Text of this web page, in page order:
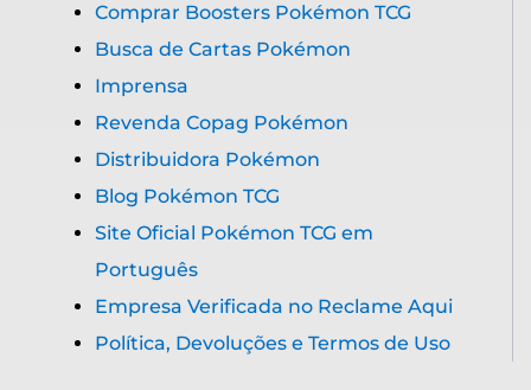
Comprar Boosters Pokémon TCG
Busca de Cartas Pokémon
Imprensa
Revenda Copag Pokémon
Distribuidora Pokémon
Blog Pokémon TCG
Site Oficial Pokémon TCG em
Português
Empresa Verificada no Reclame Aqui
Política, Devoluções e Termos de Uso